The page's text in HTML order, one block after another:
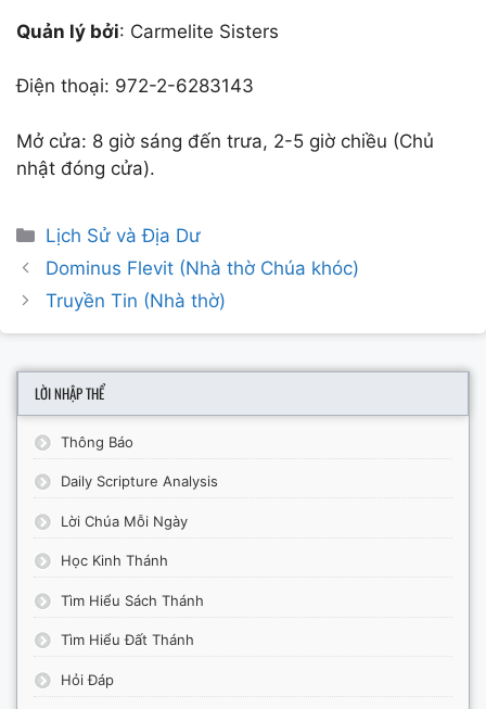
Quản lý bởi: Carmelite Sisters
Điện thoại: 972-2-6283143
Mở cửa: 8 giờ sáng đến trưa, 2-5 giờ chiều (Chủ
nhật đóng cửa).
Categories
Lịch Sử và Địa Dư
Post
navigation
Dominus Flevit (Nhà thờ Chúa khóc)
Truyền Tin (Nhà thờ)
LỜI NHẬP THỂ
Thông Báo
Daily Scripture Analysis
Lời Chúa Mỗi Ngày
Học Kinh Thánh
Tìm Hiểu Sách Thánh
Tìm Hiểu Đất Thánh
Hỏi Đáp